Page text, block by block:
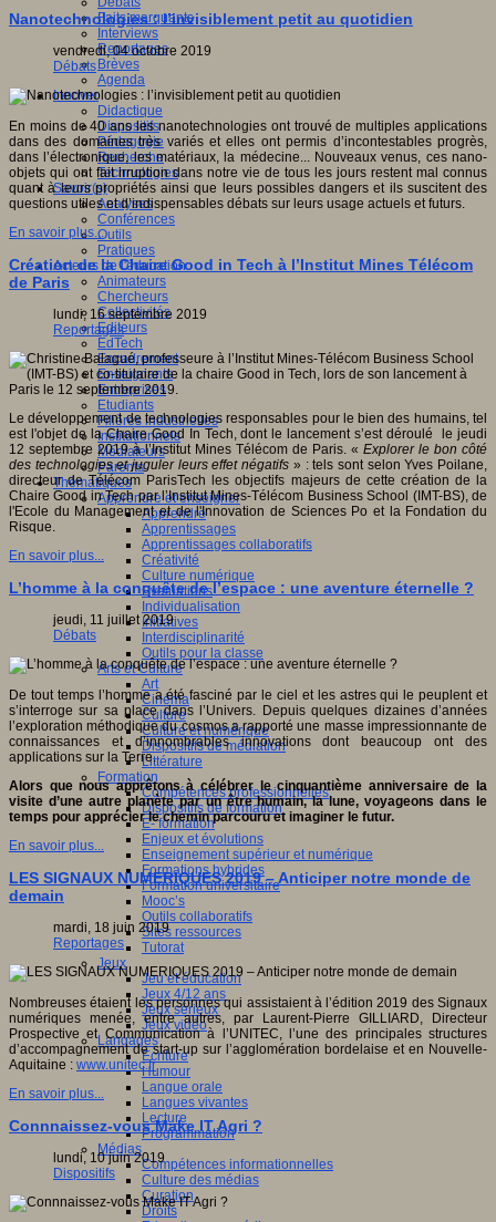
Faits marquants
Interviews
Reportages
Brèves
Agenda
Innover
Didactique
Dispositifs
Pédagogie
Recherche
Technologies
Savoir(s)
Analyses
Conférences
Outils
Pratiques
Acteurs de l'éducation
Animateurs
Chercheurs
Collectivités
Editeurs
EdTech
Encadrement
Enseignants
Entreprises
Etudiants
Filières industrielles
Institutionnels
Médiateurs
Parents
Thématiques
Apprendre et enseigner
Apprendre
Apprentissages
Apprentissages collaboratifs
Créativité
Culture numérique
Evaluations
Individualisation
Initiatives
Interdisciplinarité
Outils pour la classe
Arts et Culture
Art
Cinéma
Culture
Culture et numérique
Dispositifs de médiation
Littérature
Formation
Compétences professionnelles
Dispositifs de formation
E- formation
Enjeux et évolutions
Enseignement supérieur et numérique
Formations hybrides
Formation universitaire
Mooc’s
Outils collaboratifs
Sites ressources
Tutorat
Jeux
Jeu et éducation
Jeux 4/12 ans
Jeux sérieux
Jeux vidéo
Langages
Ecriture
Humour
Langue orale
Langues vivantes
Lecture
Programmation
Médias
Compétences informationnelles
Culture des médias
Curation
Droits
Nanotechnologies : l’invisiblement petit au quotidien
vendredi, 04 octobre 2019
Débats
En moins de 40 ans les nanotechnologies ont trouvé de multiples applications
dans des domaines très variés et elles ont permis d’incontestables progrès,
dans l’électronique, les matériaux, la médecine... Nouveaux venus, ces nano-
objets qui ont fait irruption dans notre vie de tous les jours restent mal connus
quant à leurs propriétés ainsi que leurs possibles dangers et ils suscitent des
questions utiles et d’indispensables débats sur leurs usage actuels et futurs.
En savoir plus...
Création de la Chaire Good in Tech à l’Institut Mines Télécom
de Paris
lundi, 16 septembre 2019
Reportages
Le développement de technologies responsables pour le bien des humains, tel
est l'objet de la Chaire Good In Tech, dont le lancement s’est déroulé le jeudi
12 septembre 2019 à l’Institut Mines Télécom de Paris. « Explorer le bon côté
des technologies et juguler leurs effet négatifs » : tels sont selon Yves Poilane,
directeur de Télécom ParisTech les objectifs majeurs de cette création de la
Chaire Good in Tech par l’Institut Mines-Télécom Business School (IMT-BS), de
l'Ecole du Management et de l'Innovation de Sciences Po et la Fondation du
Risque.
En savoir plus...
L’homme à la conquête de l’espace : une aventure éternelle ?
jeudi, 11 juillet 2019
Débats
De tout temps l’homme a été fasciné par le ciel et les astres qui le peuplent et
s’interroge sur sa place dans l’Univers. Depuis quelques dizaines d’années
l’exploration méthodique du cosmos a rapporté une masse impressionnante de
connaissances et d’innombrables innovations dont beaucoup ont des
applications sur la Terre.
Alors que nous apprêtons à célébrer le cinquantième anniversaire de la
visite d’une autre planète par un être humain, la lune, voyageons dans le
temps pour apprécier le chemin parcouru et imaginer le futur.
En savoir plus...
LES SIGNAUX NUMERIQUES 2019 – Anticiper notre monde de
demain
mardi, 18 juin 2019
Reportages
Nombreuses étaient les personnes qui assistaient à l’édition 2019 des Signaux
numériques menée, entre autres, par Laurent-Pierre GILLIARD, Directeur
Prospective et Communication à l’UNITEC, l’une des principales structures
d’accompagnement de start-up sur l’agglomération bordelaise et en Nouvelle-
Aquitaine : www.unitec.fr
En savoir plus...
Connnaissez-vous Make IT Agri ?
lundi, 10 juin 2019
Dispositifs